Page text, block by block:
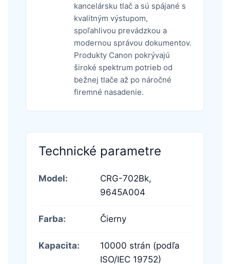
kancelársku tlač a sú spájané s
kvalitným výstupom,
spoľahlivou prevádzkou a
modernou správou dokumentov.
Produkty Canon pokrývajú
široké spektrum potrieb od
bežnej tlače až po náročné
firemné nasadenie.
Technické parametre
Model:
CRG-702Bk,
9645A004
Farba: Čierny
Kapacita:
10000 strán (podľa
ISO/IEC 19752)